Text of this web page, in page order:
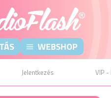
WEBSHOP
Jelentkezés VIP